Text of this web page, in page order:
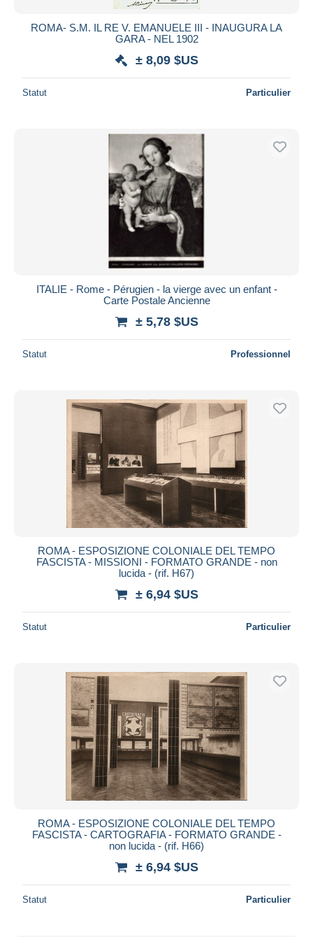
ROMA- S.M. IL RE V. EMANUELE III - INAUGURA LA
GARA - NEL 1902
± 8,09 $US
Statut Particulier
ITALIE - Rome - Pérugien - la vierge avec un enfant -
Carte Postale Ancienne
± 5,78 $US
Statut Professionnel
ROMA - ESPOSIZIONE COLONIALE DEL TEMPO
FASCISTA - MISSIONI - FORMATO GRANDE - non
lucida - (rif. H67)
± 6,94 $US
Statut Particulier
ROMA - ESPOSIZIONE COLONIALE DEL TEMPO
FASCISTA - CARTOGRAFIA - FORMATO GRANDE -
non lucida - (rif. H66)
± 6,94 $US
Statut Particulier